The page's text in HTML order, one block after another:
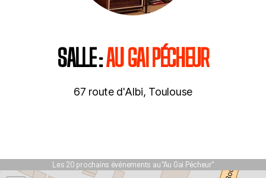
SALLE :AU GAI PÉCHEUR
67 route d'Albi, Toulouse
Les 20 prochains événements au "Au Gai Pécheur"